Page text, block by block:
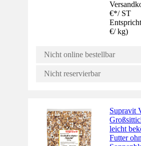
€*/ ST
€/ kg)
Nicht online bestellbar
Nicht reservierbar
Supravit
leicht
Futter